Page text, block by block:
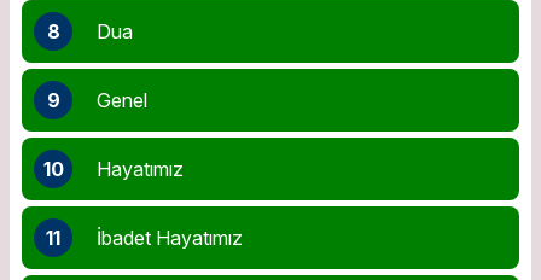
8 Dua
9 Genel
10 Hayatımız
11 İbadet Hayatımız